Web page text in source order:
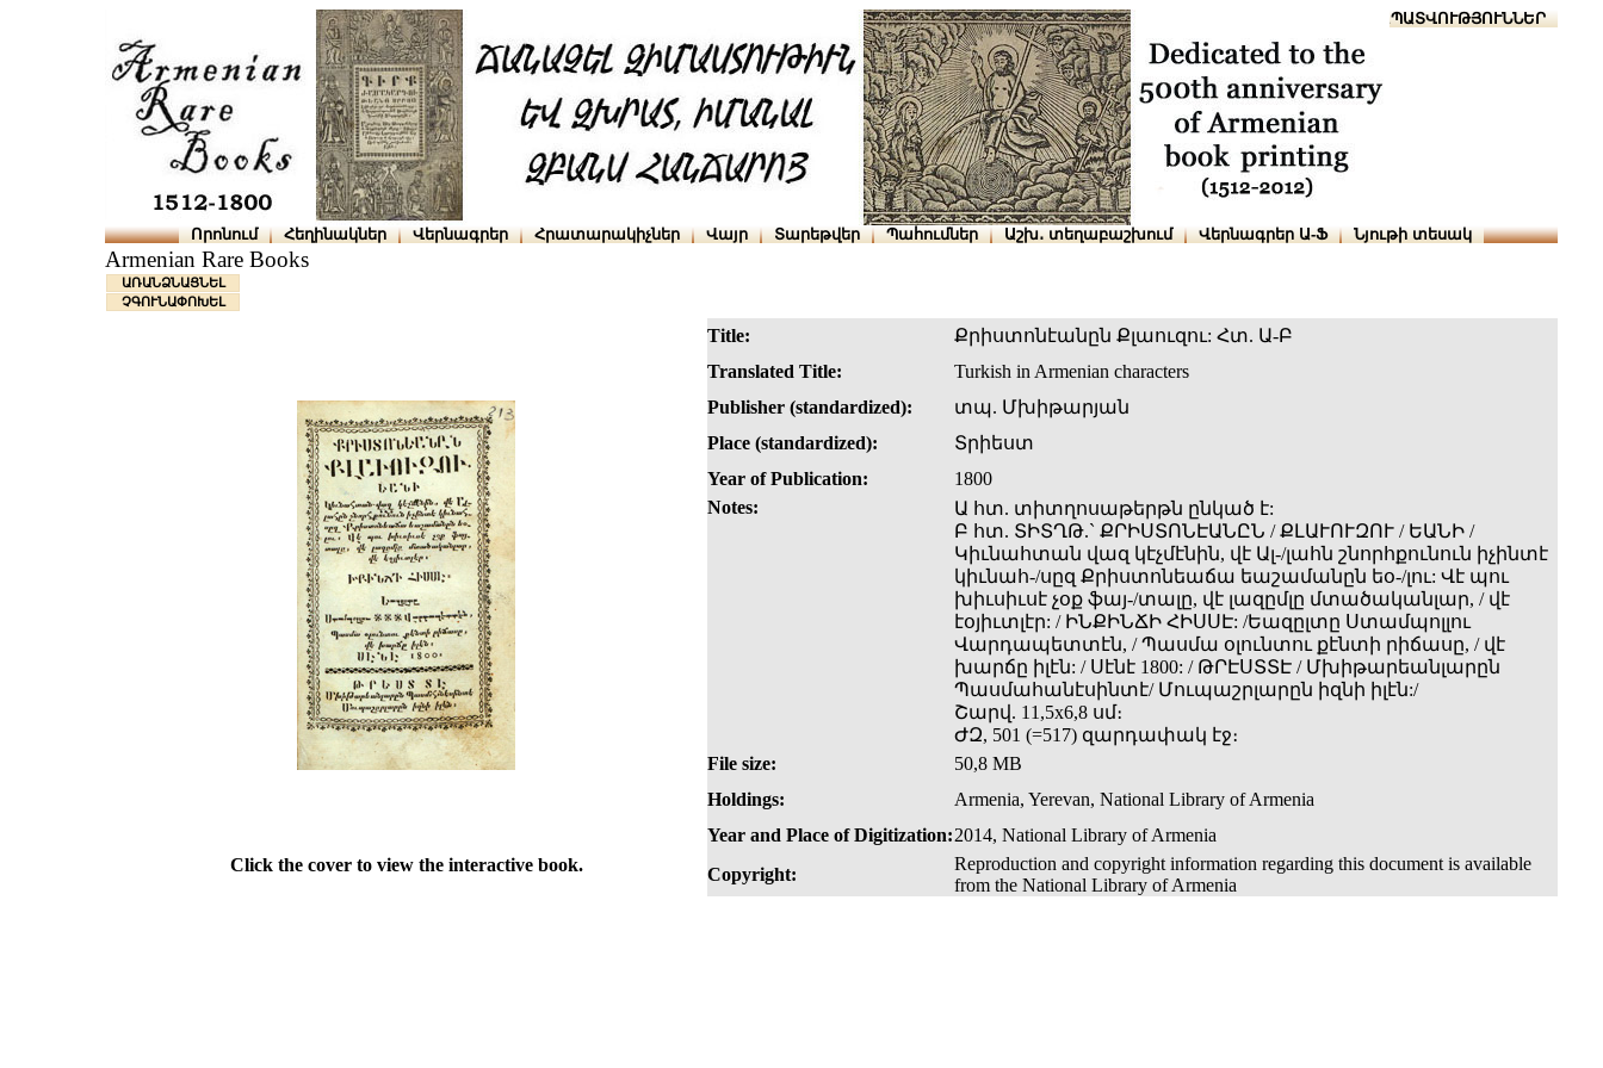
ՆԱԽԱՊԱՏՎՈՒԹՅՈՒՆՆԵՐ
Որոնում Հեղինակներ Վերնագրեր Հրատարակիչներ Վայր Տարեթվեր Պահումներ Աշխ․ տեղաբաշխում Վերնագրեր Ա-Ֆ Նյութի տեսակ
Armenian Rare Books
ԱՌԱՆՁՆԱՑՆԵԼ
ՉԳՈՒՆԱՓՈԽԵԼ
Title:
Քրիստոնէանըն Քլաուզու: Հտ. Ա-Բ
Translated Title:
Turkish in Armenian characters
Publisher (standardized):
տպ. Մխիթարյան
Place (standardized):
Տրիեստ
Year of Publication:
1800
Notes:
Ա հտ. տիտղոսաթերթն ընկած է:
Բ հտ. ՏԻՏՂԹ.` ՔՐԻՍՏՈՆԷԱՆԸՆ / ՔԼԱՒՈՒԶՈՒ / ԵԱՆԻ /
Կիւնահտան վազ կէչմէնին, վէ Ալ-/լահն շնորհքունուն իչինտէ
կիւնահ-/սըզ Քրիստոնեաճա եաշամանըն եօ-/լու: Վէ պու
խիւսիւսէ չօք ֆայ-/տալը, վէ լազըմլը մտածականլար, / վէ
էօյիւտլէր: / ԻՆՔԻՆՃԻ ՀԻՍՍԷ: /Եազըլտը Ստամպոլլու
Վարդապետտէն, / Պասմա օլունտու քէնտի րիճասը, / վէ
խարճը իլէն: / Սէնէ 1800: / ԹՐԷՍՏՏԷ / Մխիթարեանլարըն
Պասմահանէսինտէ/ Մուպաշրլարըն իզնի իլէն:/
Շարվ. 11,5x6,8 սմ։
ԺԶ, 501 (=517) զարդափակ էջ։
File size:
50,8 MB
Holdings:
Armenia, Yerevan, National Library of Armenia
Year and Place of Digitization:2014, National Library of Armenia
Click the cover to view the interactive book.
Copyright:
Reproduction and copyright information regarding this document is available
from the National Library of Armenia